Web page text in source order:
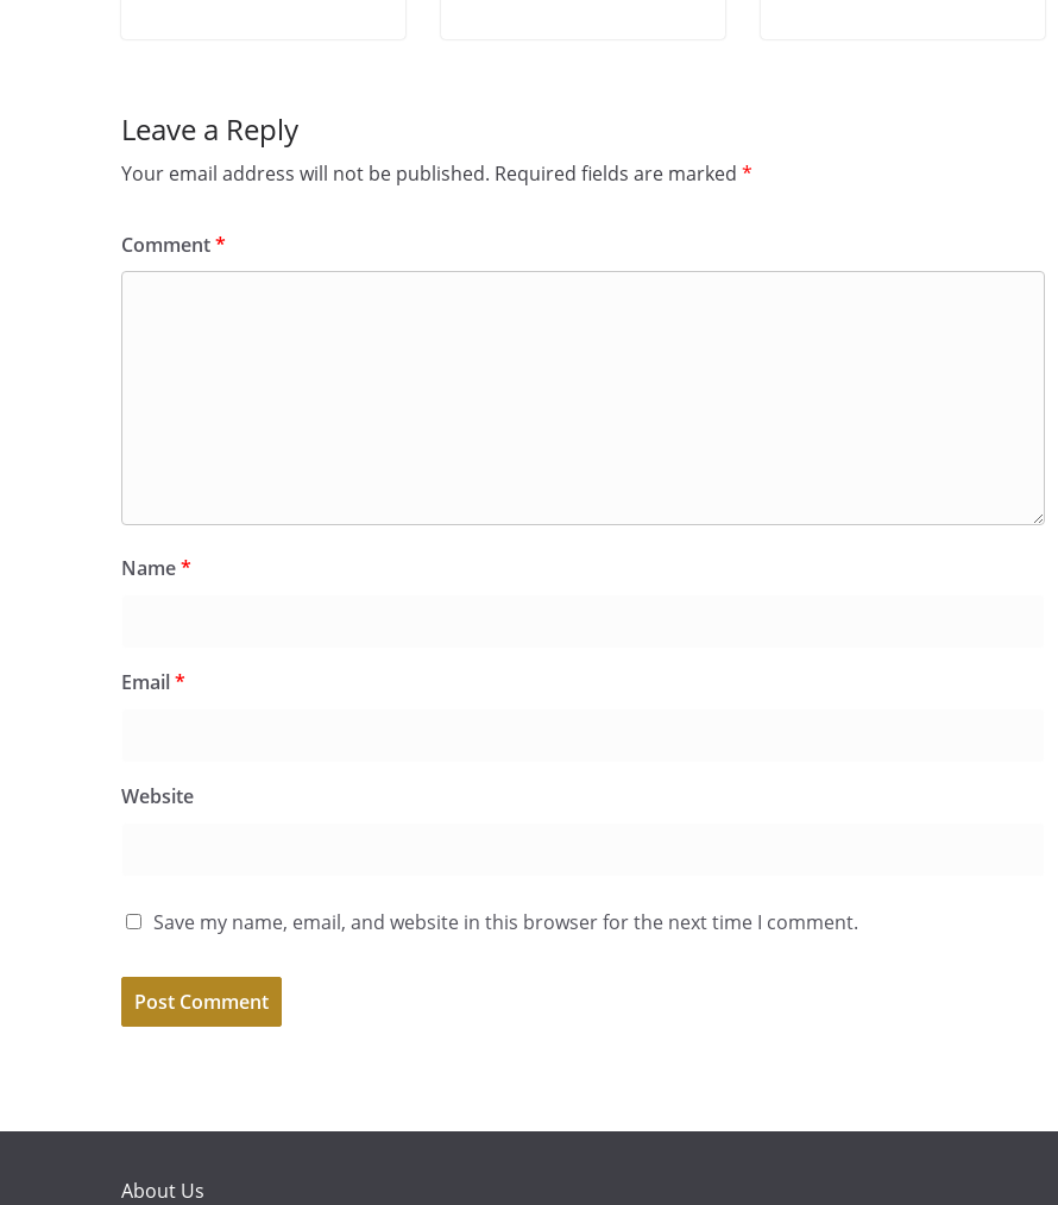
Leave a Reply
Your email address will not be published. Required fields are marked *
Comment*
Name*
Email*
Website
Save my name, email, and website in this browser for the next time I comment.
About Us